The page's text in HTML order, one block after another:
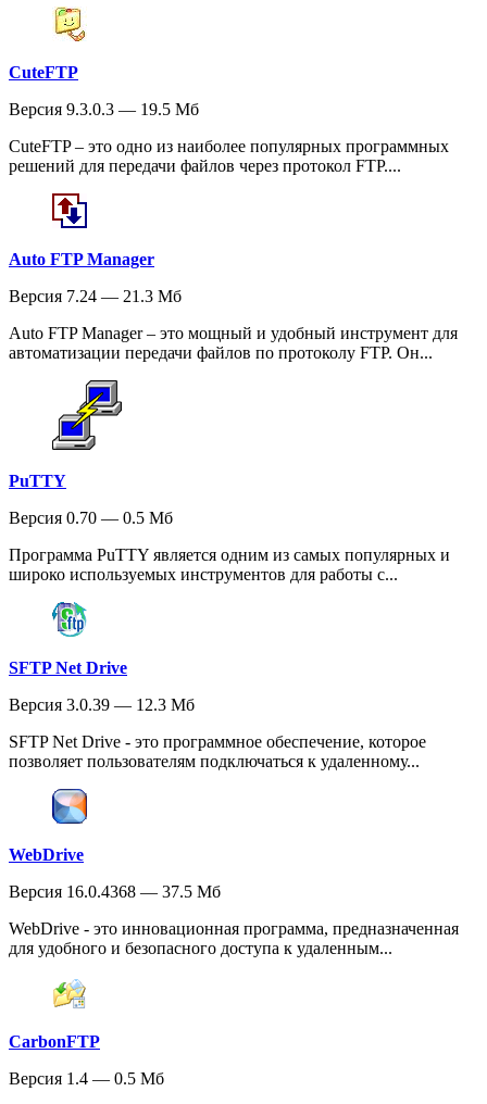
CuteFTP
Версия 9.3.0.3 — 19.5 Мб
CuteFTP – это одно из наиболее популярных программных
решений для передачи файлов через протокол FTP....
Auto FTP Manager
Версия 7.24 — 21.3 Мб
Auto FTP Manager – это мощный и удобный инструмент для
автоматизации передачи файлов по протоколу FTP. Он...
PuTTY
Версия 0.70 — 0.5 Мб
Программа PuTTY является одним из самых популярных и
широко используемых инструментов для работы с...
SFTP Net Drive
Версия 3.0.39 — 12.3 Мб
SFTP Net Drive - это программное обеспечение, которое
позволяет пользователям подключаться к удаленному...
WebDrive
Версия 16.0.4368 — 37.5 Мб
WebDrive - это инновационная программа, предназначенная
для удобного и безопасного доступа к удаленным...
CarbonFTP
Версия 1.4 — 0.5 Мб